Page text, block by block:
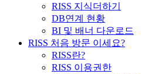
RISS 지식더하기
DB연계 현황
BI 및 배너 다운로드
RISS 처음 방문 이세요?
RISS란?
RISS 이용권한